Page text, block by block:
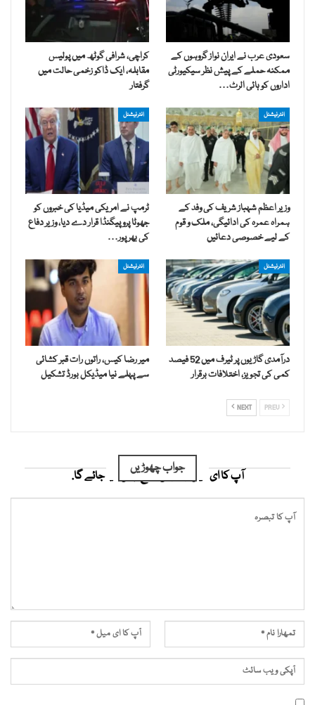
سعودی عرب نے ایران نواز گروہوں کے
ممکنہ حملے کے پیش نظر سیکیورٹی
اداروں کو ہائی الرٹ…
کراچی، شرافی گوٹھ میں پولیس
مقابلہ، ایک ڈاکو زخمی حالت میں
گرفتار
انٹرنیشنل
وزیر اعظم شہباز شریف کی وفد کے
ہمراہ عمرہ کی ادائیگی، ملک و قوم
کے لیے خصوصی دعائیں
انٹرنیشنل
ٹرمپ نے امریکی میڈیا کی خبروں کو
جھوٹا پروپیگنڈا قرار دے دیا، وزیر دفاع
کی بھرپور…
انٹرنیشنل
درآمدی گاڑیوں پر ٹیرف میں 52 فیصد
کمی کی تجویز، اختلافات برقرار
انٹرنیشنل
میر رضا کیس، راتوں رات قبر کشائی
سے پہلے نیا میڈیکل بورڈ تشکیل
NEXT
جواب چھوڑیں
آپ کا ای میل ایڈریس شائع نہیں کیا جائے گا.